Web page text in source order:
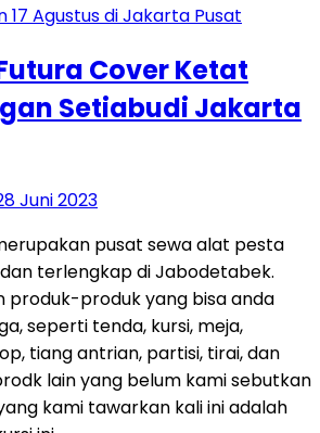
Cover Ketat
Setiabudi Jakarta
Juni 2023
pusat sewa alat pesta
terlengkap di Jabodetabek.
produk-produk yang bisa anda
seperti tenda, kursi, meja,
tiang antrian, partisi, tirai, dan
lain yang belum kami sebutkan
kami tawarkan kali ini adalah